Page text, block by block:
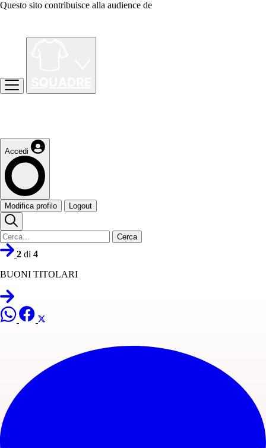
Questo sito contribuisce alla audience de
Accedi
Modifica profilo Logout
Cerca
2 di 4
BUONI TITOLARI